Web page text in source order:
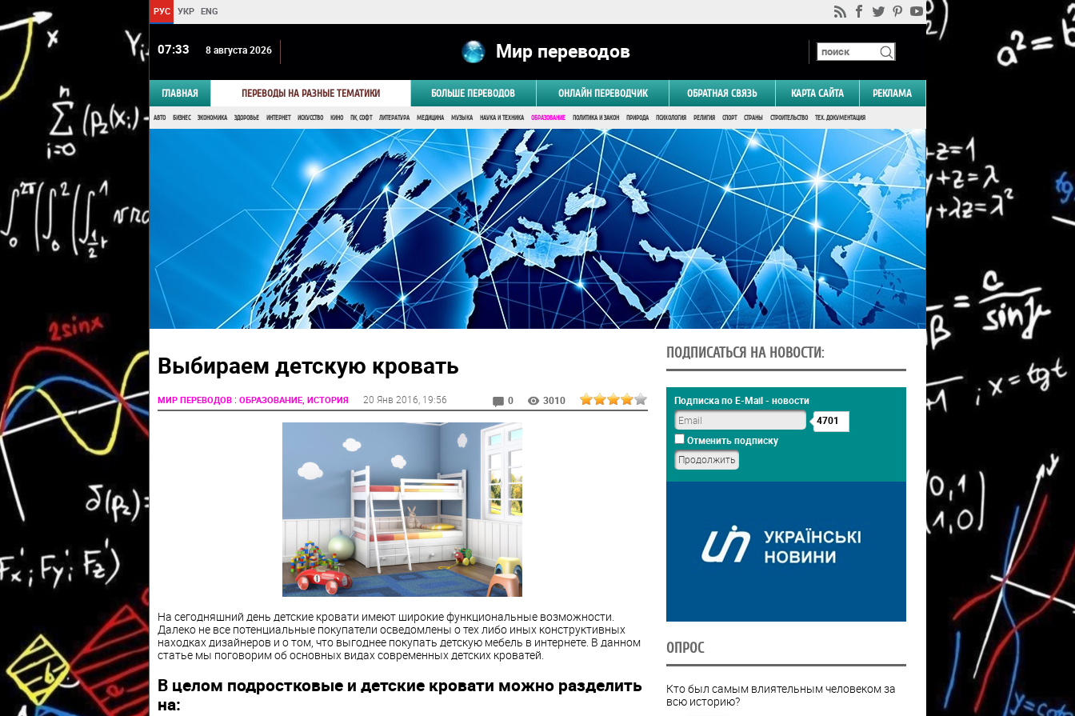
РУС УКР ENG
07 33 8 августа 2026 Мир переводов
ГЛАВНАЯ ПЕРЕВОДЫ НА РАЗНЫЕ ТЕМАТИКИ БОЛЬШЕ ПЕРЕВОДОВ ОНЛАЙН ПЕРЕВОДЧИК ОБРАТНАЯ СВЯЗЬ КАРТА САЙТА РЕКЛАМА
АВТО БИЗНЕС ЭКОНОМИКА ЗДОРОВЬЕ ИНТЕРНЕТ ИСКУССТВО КИНО ПК, СОФТ ЛИТЕРАТУРА МЕДИЦИНА МУЗЫКА НАУКА И ТЕХНИКА ОБРАЗОВАНИЕ ПОЛИТИКА И ЗАКОН ПРИРОДА ПСИХОЛОГИЯ РЕЛИГИЯ СПОРТ СТРАНЫ СТРОИТЕЛЬСТВО ТЕХ. ДОКУМЕНТАЦИЯ
Выбираем детскую кровать
МИР ПЕРЕВОДОВ: ОБРАЗОВАНИЕ, ИСТОРИЯ 20 Янв 2016 , 19:56 0 3010
На сегодняшний день детские кровати имеют широкие функциональные возможности.
Далеко не все потенциальные покупатели осведомлены о тех либо иных конструктивных
находках дизайнеров и о том, что выгоднее покупать детскую мебель в интернете. В данном
статье мы поговорим об основных видах современных детских кроватей.
В целом подростковые и детские кровати можно разделить
на:
ПОДПИСАТЬСЯ НА НОВОСТИ:
Подписка по E-Mail - новости
4701
Отменить подписку
ОПРОС
Кто был самым влиятельным человеком за
всю историю?